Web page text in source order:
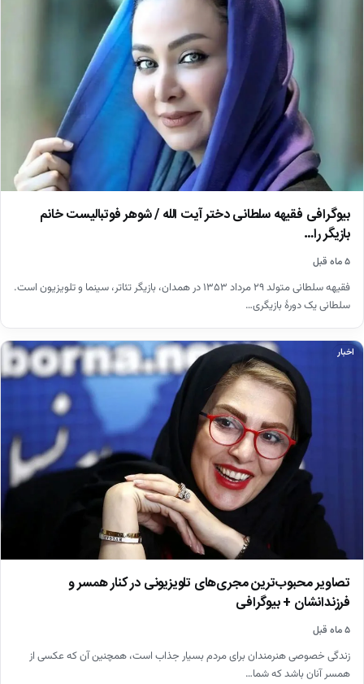
بیوگرافی فقیهه سلطانی دختر آیت الله / شوهر فوتبالیست خانم
بازیگر را…
۵ ماه قبل
فقیهه سلطانی متولد ۲۹ مرداد ۱۳۵۳ در همدان، بازیگر تئاتر، سینما و تلویزیون است.
سلطانی یک دورهٔ بازیگری…
اخبار
تصاویر محبوب‌ترین مجری‌های تلویزیونی در کنار همسر و
فرزندانشان + بیوگرافی
۵ ماه قبل
زندگی خصوصی هنرمندان برای مردم بسیار جذاب است، همچنین آن که عکسی از
همسر آنان باشد که شما…